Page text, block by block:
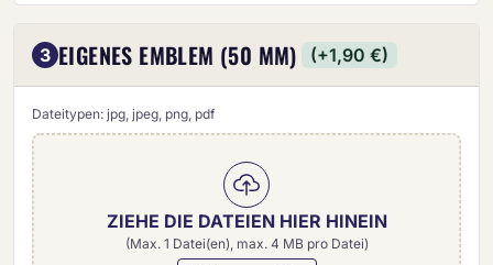
3 EIGENES EMBLEM (50 MM) (+1,90 €)
Dateitypen: jpg, jpeg, png, pdf
ZIEHE DIE DATEIEN HIER HINEIN
(Max. 1 Datei(en), max. 4 MB pro Datei)